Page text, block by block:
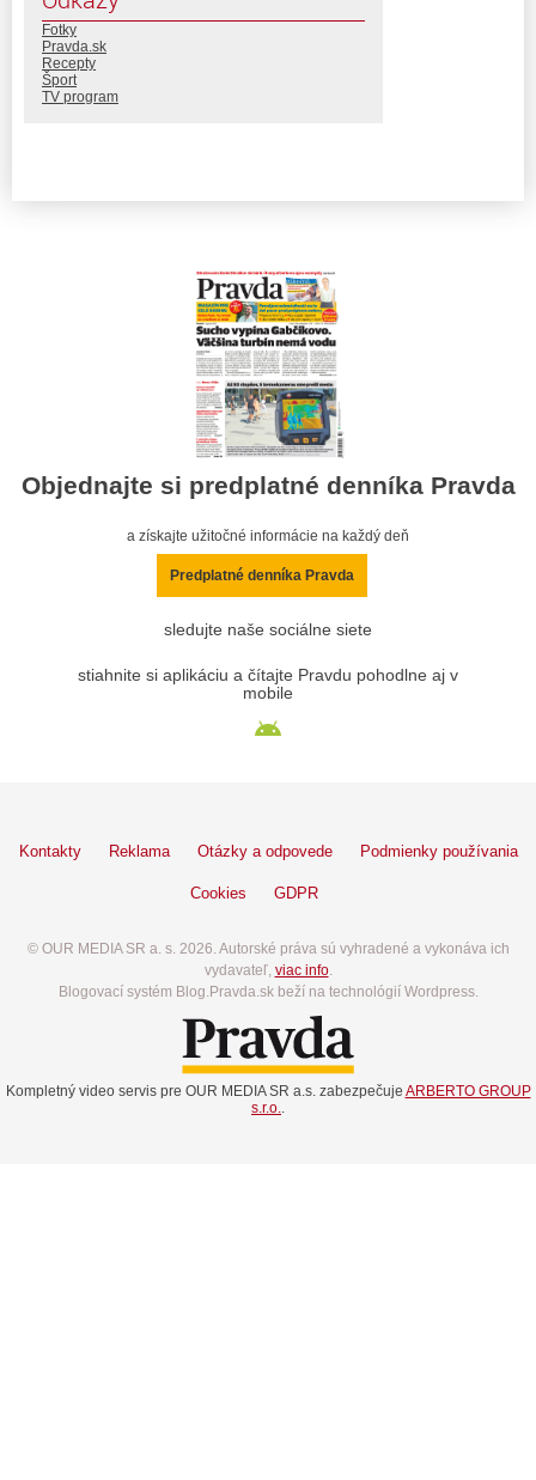
Fotky
Pravda.sk
Recepty
Šport
TV program
Objednajte si predplatné denníka Pravda
a získajte užitočné informácie na každý deň
Predplatné denníka Pravda
sledujte naše sociálne siete
stiahnite si aplikáciu a čítajte Pravdu pohodlne aj v
mobile
Kontakty Reklama Otázky a odpovede Podmienky používania
Cookies GDPR
© OUR MEDIA SR a. s. 2026. Autorské práva sú vyhradené a vykonáva ich
vydavateľ, viac info.
Blogovací systém Blog.Pravda.sk beží na technológií Wordpress.
Kompletný video servis pre OUR MEDIA SR a.s. zabezpečuje ARBERTO GROUP
s.r.o..